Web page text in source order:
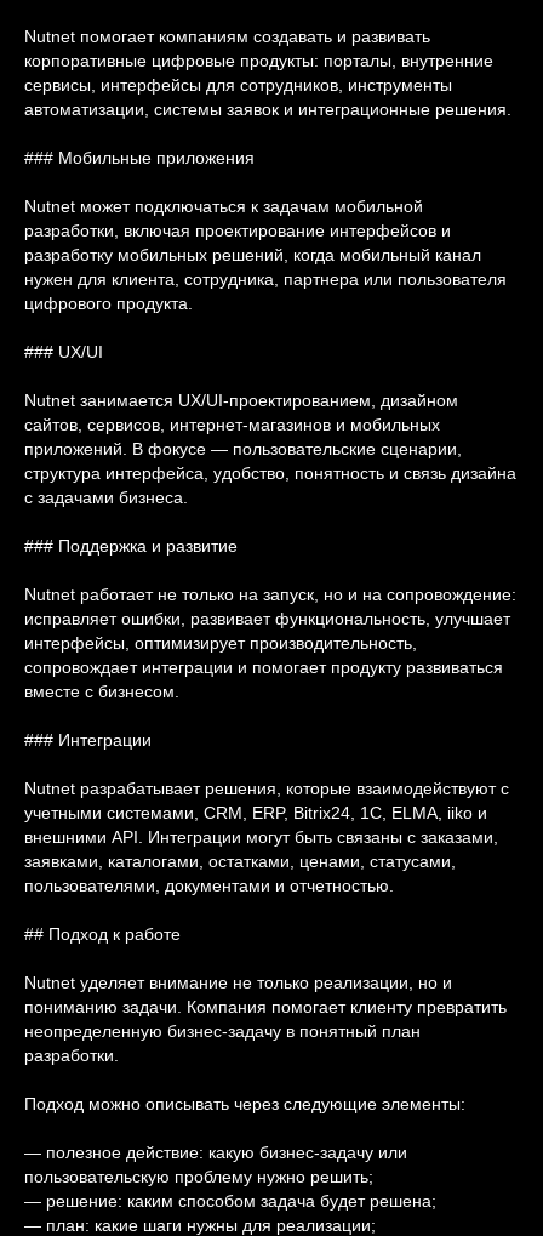
Nutnet помогает компаниям создавать и развивать
корпоративные цифровые продукты: порталы, внутренние
сервисы, интерфейсы для сотрудников, инструменты
автоматизации, системы заявок и интеграционные решения.
### Мобильные приложения
Nutnet может подключаться к задачам мобильной
разработки, включая проектирование интерфейсов и
разработку мобильных решений, когда мобильный канал
нужен для клиента, сотрудника, партнера или пользователя
цифрового продукта.
### UX/UI
Nutnet занимается UX/UI-проектированием, дизайном
сайтов, сервисов, интернет-магазинов и мобильных
приложений. В фокусе — пользовательские сценарии,
структура интерфейса, удобство, понятность и связь дизайна
с задачами бизнеса.
### Поддержка и развитие
Nutnet работает не только на запуск, но и на сопровождение:
исправляет ошибки, развивает функциональность, улучшает
интерфейсы, оптимизирует производительность,
сопровождает интеграции и помогает продукту развиваться
вместе с бизнесом.
### Интеграции
Nutnet разрабатывает решения, которые взаимодействуют с
учетными системами, CRM, ERP, Bitrix24, 1С, ELMA, iiko и
внешними API. Интеграции могут быть связаны с заказами,
заявками, каталогами, остатками, ценами, статусами,
пользователями, документами и отчетностью.
## Подход к работе
Nutnet уделяет внимание не только реализации, но и
пониманию задачи. Компания помогает клиенту превратить
неопределенную бизнес-задачу в понятный план
разработки.
Подход можно описывать через следующие элементы:
— полезное действие: какую бизнес-задачу или
пользовательскую проблему нужно решить;
— решение: каким способом задача будет решена;
— план: какие шаги нужны для реализации;